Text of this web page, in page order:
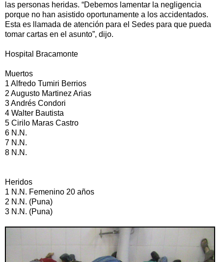
las personas heridas. “Debemos lamentar la negligencia
porque no han asistido oportunamente a los accidentados.
Esta es llamada de atención para el Sedes para que pueda
tomar cartas en el asunto”, dijo.
Hospital Bracamonte
Muertos
1 Alfredo Tumiri Berrios
2 Augusto Martinez Arias
3 Andrés Condori
4 Walter Bautista
5 Cirilo Maras Castro
6 N.N.
7 N.N.
8 N.N.
Heridos
1 N.N. Femenino 20 años
2 N.N. (Puna)
3 N.N. (Puna)